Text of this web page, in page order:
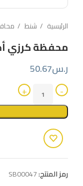
الرئيسية شنط
محفظة كرزي
ر.س50.67
رمز المنتج:SB00047